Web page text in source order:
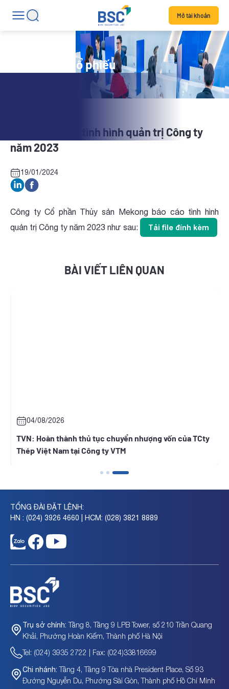
Mở tài khoản
Tin tức mã cổ phiếu
AAM: Báo cáo tình hình quản trị Công ty
năm 2023
19/01/2024
Công ty Cổ phần Thủy sản Mekong báo cáo tình hình
quản trị Công ty năm 2023 như sau:
Tải file đính kèm
BÀI VIẾT LIÊN QUAN
04/08/2026
TVN: Hoàn thành thủ tục chuyển nhượng vốn của TCty
Thép Việt Nam tại Công ty VTM
TỔNG ĐÀI ĐẶT LỆNH:
HN : (024) 3926 4660 | HCM: (028) 3821 8889
Trụ sở chính: Tầng 8, Tầng 9 LPB Tower, số 210 Trần Quang
Khải, Phường Hoàn Kiếm, Thành phố Hà Nội
Tel: (024) 3935 2722 | Fax: (024)33816699
Chi nhánh: Tầng 4, Tầng 9 Tòa nhà President Place, Số 93
Đường Nguyễn Du, Phường Sài Gòn, Thành phố Hồ Chí Minh